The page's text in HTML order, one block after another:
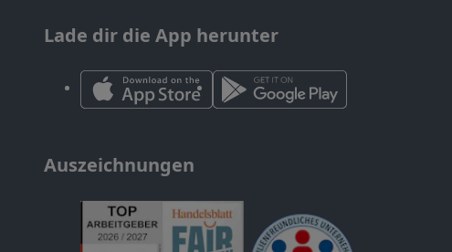
Lade dir die App herunter
Auszeichnungen